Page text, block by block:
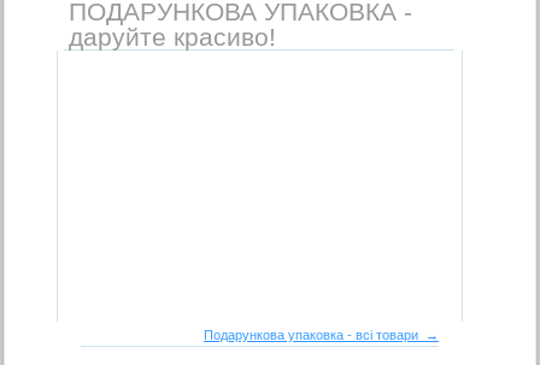
ПОДАРУНКОВА УПАКОВКА -
даруйте красиво!
Подарункова упаковка - всі товари →